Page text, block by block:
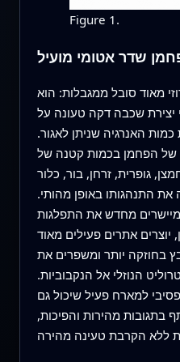
Figure 1.
שדר אטומי מועיל
מאוד סובל ממגבלות: הוא
יצירת שכבה דקה טעונה על
האנרגיה שניתן לאגור.
של הפחמן בכמות קטנה של
גופרית, זרחן, בור, כלור
את התנהגותו באופן מהותי.
מחדש את התפלגות
אתרים פעילים מאוד
בחוזקה יותר ומשפרים את
הנוזלי אל הנקבוביות.
למארח פעיל שיכול גם
בתגובות מהירות והפיכות,